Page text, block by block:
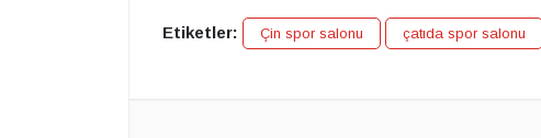
Etiketler: Çin spor salonu çatıda spor salonu